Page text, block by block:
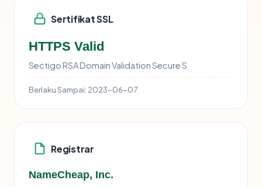
Sertifikat SSL
HTTPS Valid
Sectigo RSA Domain Validation Secure S
Berlaku Sampai: 2023-06-07
Registrar
NameCheap, Inc.